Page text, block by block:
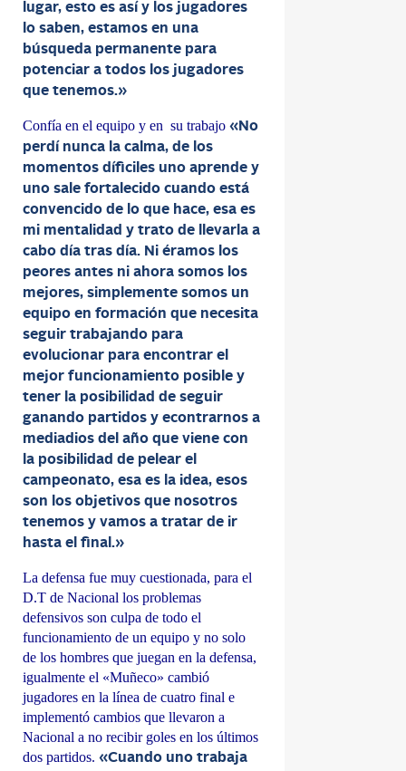
lugar, esto es así y los jugadores
lo saben, estamos en una
búsqueda permanente para
potenciar a todos los jugadores
que tenemos.»
Confía en el equipo y en su trabajo «No
perdí nunca la calma, de los
momentos díficiles uno aprende y
uno sale fortalecido cuando está
convencido de lo que hace, esa es
mi mentalidad y trato de llevarla a
cabo día tras día. Ni éramos los
peores antes ni ahora somos los
mejores, simplemente somos un
equipo en formación que necesita
seguir trabajando para
evolucionar para encontrar el
mejor funcionamiento posible y
tener la posibilidad de seguir
ganando partidos y econtrarnos a
mediadios del año que viene con
la posibilidad de pelear el
campeonato, esa es la idea, esos
son los objetivos que nosotros
tenemos y vamos a tratar de ir
hasta el final.»
La defensa fue muy cuestionada, para el
D.T de Nacional los problemas
defensivos son culpa de todo el
funcionamiento de un equipo y no solo
de los hombres que juegan en la defensa,
igualmente el «Muñeco» cambió
jugadores en la línea de cuatro final e
implementó cambios que llevaron a
Nacional a no recibir goles en los últimos
dos partidos. «Cuando uno trabaja